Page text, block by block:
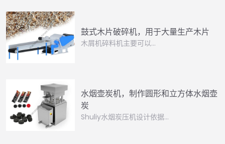
鼓式木片破碎机，用于大量生产木片
木屑机碎料机主要可以…
水烟壶炭机，制作圆形和立方体水烟壶
炭
Shuliy水烟炭压机设计依据…